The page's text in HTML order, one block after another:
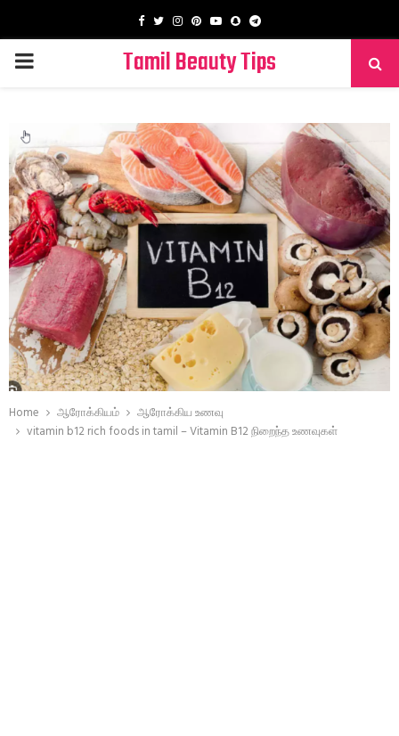
Facebook
TwitterInstagram
PinterestYoutube
SnapchatTelegram
PRIMARY
Tamil Beauty Tips
Home ஆரோக்கியம்
ஆரோக்கிய உணவு
vitamin b12 rich foods in tamil – Vitamin B12 நிறைந்த உணவுகள்